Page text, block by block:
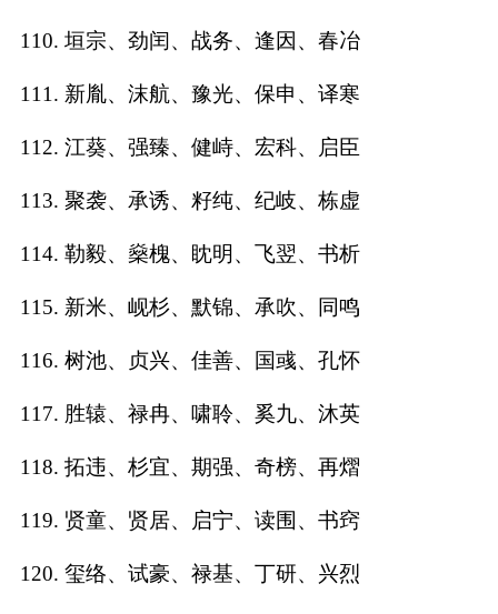
110. 垣宗、劲闰、战务、逢因、春冶
111. 新胤、沫航、豫光、保申、译寒
112. 江葵、强臻、健峙、宏科、启臣
113. 聚袭、承诱、籽纯、纪岐、栋虚
114. 勒毅、燊槐、眈明、飞翌、书析
115. 新米、岘杉、默锦、承吹、同鸣
116. 树池、贞兴、佳善、国彧、孔怀
117. 胜辕、禄冉、啸聆、奚九、沐英
118. 拓违、杉宜、期强、奇榜、再熠
119. 贤童、贤居、启宁、读围、书窍
120. 玺络、试豪、禄基、丁研、兴烈